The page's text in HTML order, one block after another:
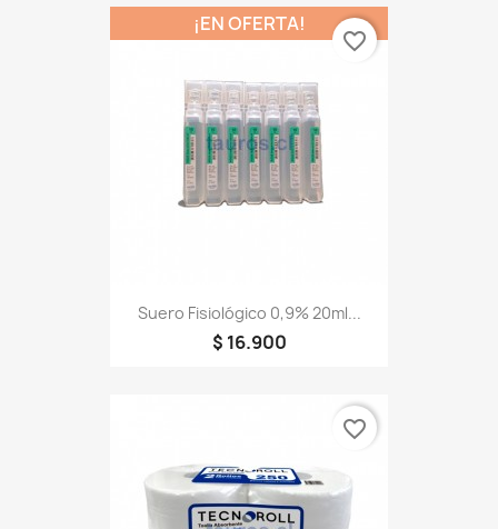
Suero Fisiológico 0,9% 20ml...
$ 16.900
¡EN OFERTA!
favorite_border
favorite_border